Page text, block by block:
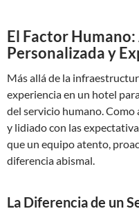
El Factor
Personalizada y
Más allá de la
experiencia en un hotel
del servicio humano.
y lidiado con las
que un equipo atento,
diferencia abismal.
La Diferencia de un